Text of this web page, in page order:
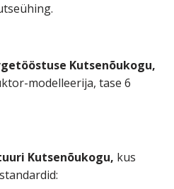
Kutsenõukogu,
modelleerija, tase 6
Kutsenõukogu, kus